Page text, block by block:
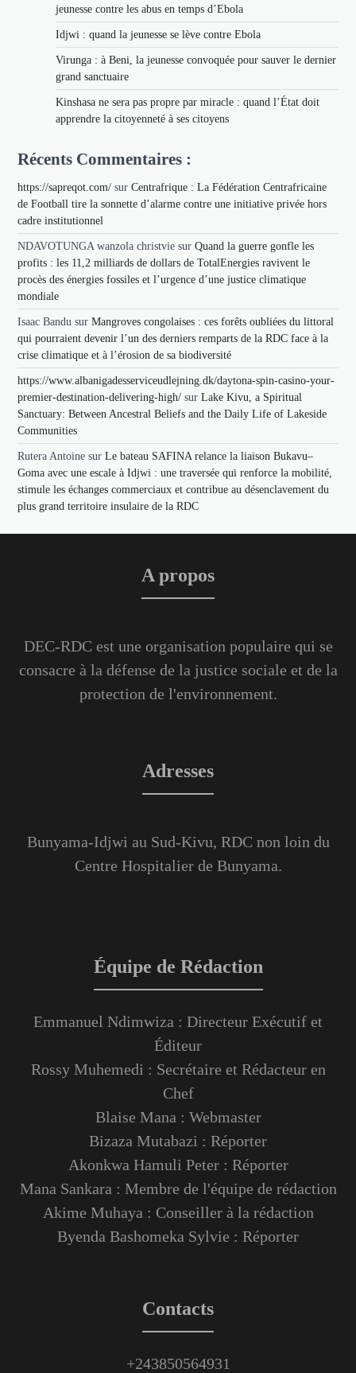
jeunesse contre les abus en temps d’Ebola
Idjwi : quand la jeunesse se lève contre Ebola
Virunga : à Beni, la jeunesse convoquée pour sauver le dernier
grand sanctuaire
Kinshasa ne sera pas propre par miracle : quand l’État doit
apprendre la citoyenneté à ses citoyens
Récents Commentaires :
https://sapreqot.com/ surCentrafrique : La Fédération Centrafricaine
de Football tire la sonnette d’alarme contre une initiative privée hors
cadre institutionnel
NDAVOTUNGA wanzola christvie surQuand la guerre gonfle les
profits : les 11,2 milliards de dollars de TotalEnergies ravivent le
procès des énergies fossiles et l’urgence d’une justice climatique
mondiale
Isaac Bandu surMangroves congolaises : ces forêts oubliées du littoral
qui pourraient devenir l’un des derniers remparts de la RDC face à la
crise climatique et à l’érosion de sa biodiversité
https://www.albanigadesserviceudlejning.dk/daytona-spin-casino-your-
premier-destination-delivering-high/ surLake Kivu, a Spiritual
Sanctuary: Between Ancestral Beliefs and the Daily Life of Lakeside
Communities
Rutera Antoine surLe bateau SAFINA relance la liaison Bukavu–
Goma avec une escale à Idjwi : une traversée qui renforce la mobilité,
stimule les échanges commerciaux et contribue au désenclavement du
plus grand territoire insulaire de la RDC
A propos
DEC-RDC est une organisation populaire qui se
consacre à la défense de la justice sociale et de la
protection de l'environnement.
Adresses
Bunyama-Idjwi au Sud-Kivu, RDC non loin du
Centre Hospitalier de Bunyama.
Équipe de Rédaction
Emmanuel Ndimwiza : Directeur Exécutif et
Éditeur
Rossy Muhemedi : Secrétaire et Rédacteur en
Chef
Blaise Mana : Webmaster
Bizaza Mutabazi : Réporter
Akonkwa Hamuli Peter : Réporter
Mana Sankara : Membre de l'équipe de rédaction
Akime Muhaya : Conseiller à la rédaction
Byenda Bashomeka Sylvie : Réporter
Contacts
+243850564931